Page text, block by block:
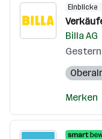
Einblicke
Billa AG
Merken